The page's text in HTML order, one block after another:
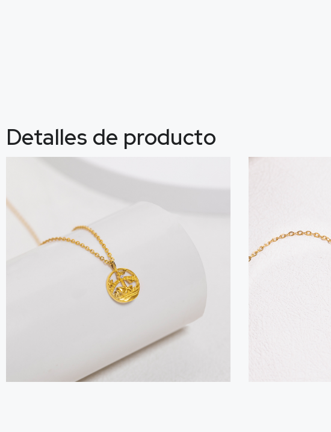
Detalles de producto